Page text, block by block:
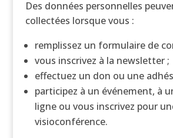
Des données personnelles
collectées lorsque vous :
remplissez un formulaire de
vous inscrivez à la newsletter ;
effectuez un don ou une
participez à un événement, à
ligne ou vous inscrivez pour
visioconférence.